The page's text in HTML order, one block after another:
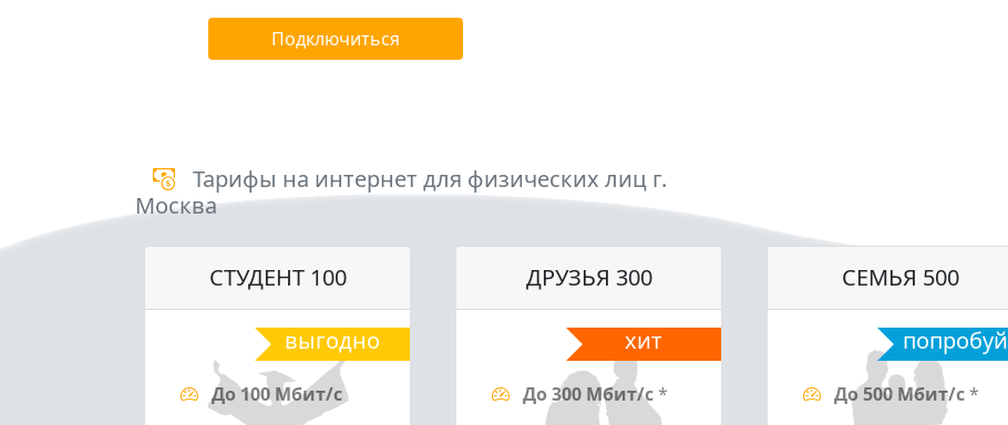
Подключиться
Тарифы на интернет для физических лиц г.
Москва
СТУДЕНТ 100
выгодно
До 100 Мбит/с
ДРУЗЬЯ 300
хит
До 300 Мбит/с*
СЕМЬЯ 500
попробуй
До 500 Мбит/с*